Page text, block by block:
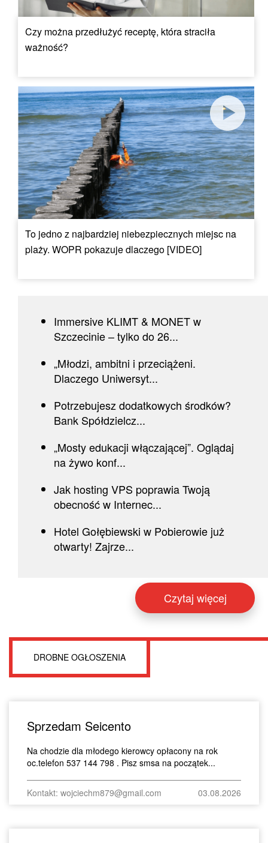
Czy można przedłużyć receptę, która straciła
ważność?
To jedno z najbardziej niebezpiecznych miejsc na
plaży. WOPR pokazuje dlaczego [VIDEO]
Immersive KLIMT & MONET w
Szczecinie – tylko do 26...
„Młodzi, ambitni i przeciążeni.
Dlaczego Uniwersyt...
Potrzebujesz dodatkowych środków?
Bank Spółdzielcz...
„Mosty edukacji włączającej”. Oglądaj
na żywo konf...
Jak hosting VPS poprawia Twoją
obecność w Internec...
Hotel Gołębiewski w Pobierowie już
otwarty! Zajrze...
Czytaj więcej
DROBNE OGŁOSZENIA
Sprzedam Seicento
Na chodzie dla młodego kierowcy opłacony na rok
oc.telefon 537 144 798 . Pisz smsa na początek...
Kontakt: wojciechm879@gmail.com 03.08.2026